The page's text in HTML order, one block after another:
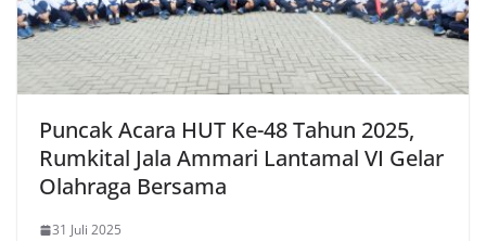
Puncak Acara HUT Ke-48 Tahun 2025,
Rumkital Jala Ammari Lantamal VI Gelar
Olahraga Bersama
31 Juli 2025